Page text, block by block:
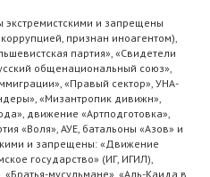
экстремистскими и запрещены
признан иноагентом),
партия», «Свидетели
общенациональный союз»,
«Правый сектор», УНА-
«Мизантропик дивижн»,
движение «Артподготовка»,
«Воля», АУЕ, батальоны «Азов» и
и запрещены: «Движение
государство» (ИГ, ИГИЛ),
мусульмане», «Аль-Каида в